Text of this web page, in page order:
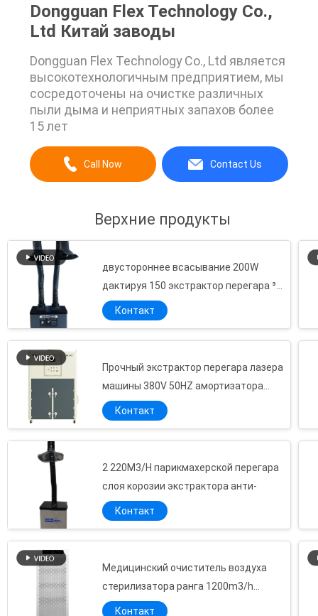
Dongguan Flex Technology Co.,
Ltd Китай заводы
Dongguan Flex Technology Co., Ltd является
высокотехнологичным предприятием, мы
сосредоточены на очистке различных
пыли дыма и неприятных запахов более
15 лет
Call Now Contact Us
Верхние продукты
двустороннее всасывание 200W
дактируя 150 экстрактор перегара ³
/H*2 m с фильтром Hepa
Контакт
Прочный экстрактор перегара лазера
машины 380V 50HZ амортизатора
дыма
Контакт
2 220M3/H парикмахерской перегара
слоя корозии экстрактора анти-
Контакт
Медицинский очиститель воздуха
стерилизатора ранга 1200m3/h
УЛЬТРАФИОЛЕТОВЫЙ для школы
Контакт